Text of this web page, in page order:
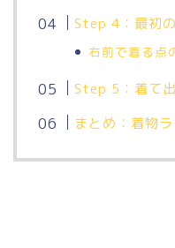
Step 4：最初
右前で着る点
Step 5：着て
まとめ：着物